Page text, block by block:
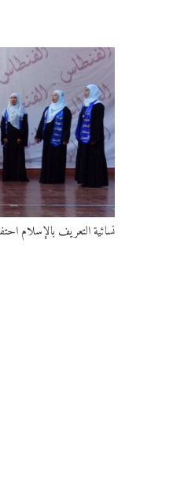
نسائية التعريف بالإسلام احتفت